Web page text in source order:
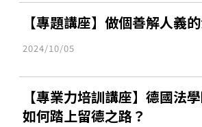
【專題講座】做個善解人義
2024/10/05
【專業力培訓講座】德國法
如何踏上留德之路？